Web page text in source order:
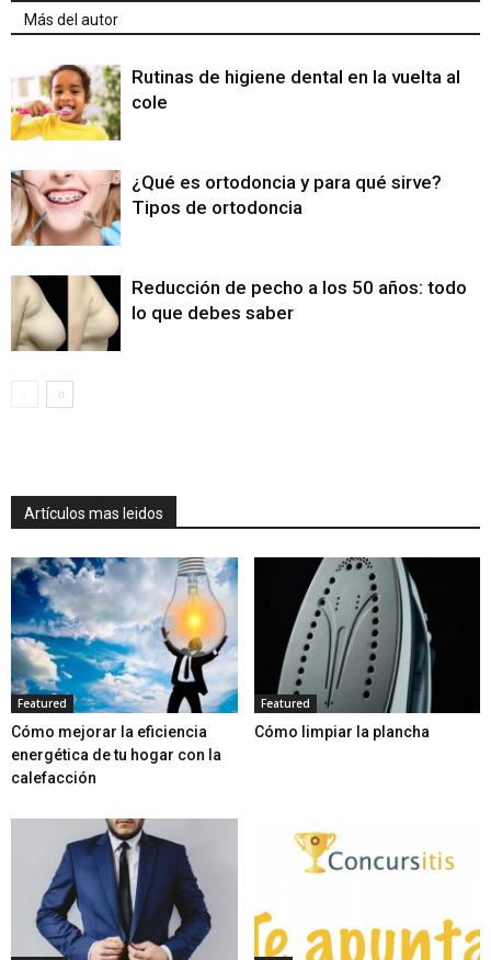
Más del autor
Rutinas de higiene dental en la vuelta al
cole
¿Qué es ortodoncia y para qué sirve?
Tipos de ortodoncia
Reducción de pecho a los 50 años: todo
lo que debes saber
Artículos mas leidos
Featured
Cómo mejorar la eficiencia
energética de tu hogar con la
calefacción
Featured
Cómo limpiar la plancha